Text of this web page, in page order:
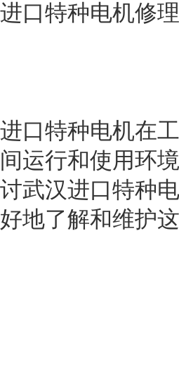
进口特种电机修
进口特种电机在
间运行和使用环
讨武汉进口特种
好地了解和维护这